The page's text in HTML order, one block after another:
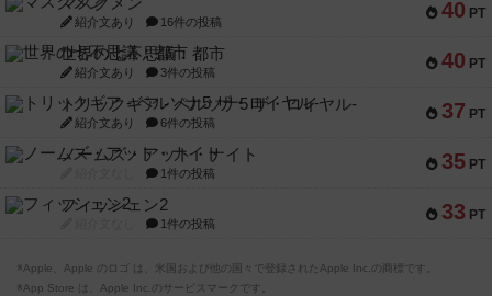
40 PT
紹介文あり 16件の投稿
40 PT
世界の七不思議：都市
紹介文あり 3件の投稿
37 PT
トリックギア - ペルソナ5 ザ・ロイヤル-
紹介文あり 6件の投稿
35 PT
ノームズ・アット・ナイト
1件の投稿
33 PT
フィッシェン2
1件の投稿
※Apple、Apple のロゴ は、米国および他の国々で登録されたApple Inc.の商標です。
※App Store は、Apple Inc.のサービスマークです。